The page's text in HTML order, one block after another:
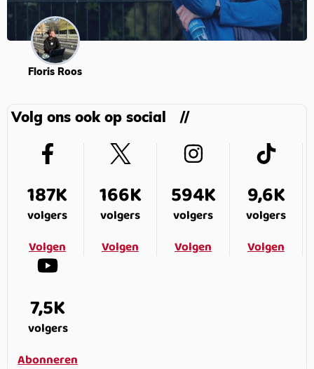
Floris Roos
Volg ons ook op social
187K
volgers
Volgen
166K
volgers
Volgen
594K
volgers
Volgen
9,6K
volgers
Volgen
7,5K
volgers
Abonneren